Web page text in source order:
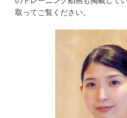
取ってご覧ください。